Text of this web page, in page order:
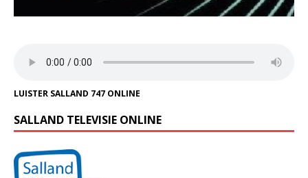
LUISTER SALLAND 747 ONLINE
SALLAND TELEVISIE ONLINE